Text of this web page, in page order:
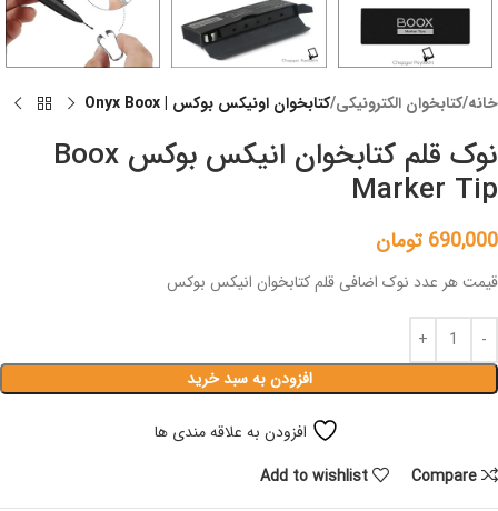
خانه کتابخوان الکترونیکی کتابخوان اونیکس بوکس | Onyx Boox
نوک قلم کتابخوان انیکس بوکس Boox
Marker Tip
690,000 تومان
قیمت هر عدد نوک اضافی قلم کتابخوان انیکس بوکس
افزودن به سبد خرید
افزودن به علاقه مندی ها
Compare
Add to wishlist